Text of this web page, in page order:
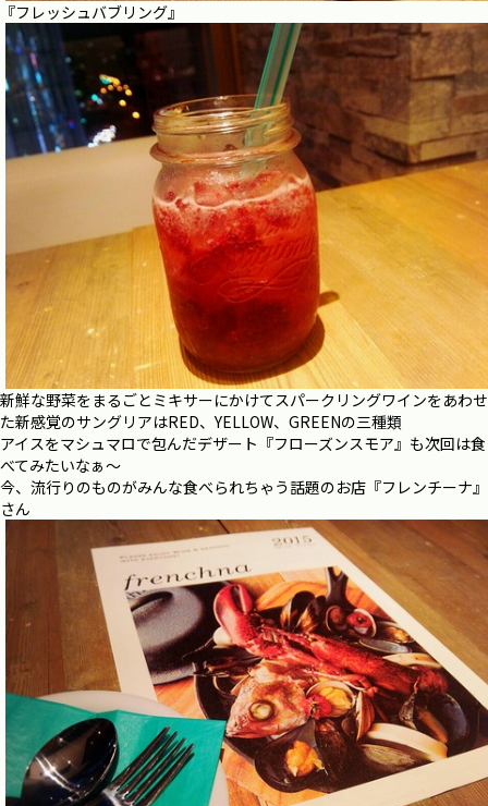
『フレッシュバブリング』
新鮮な野菜をまるごとミキサーにかけてスパークリングワインをあわせ
た新感覚のサングリアはRED、YELLOW、GREENの三種類
アイスをマシュマロで包んだデザート『フローズンスモア』も次回は食
べてみたいなぁ～
今、流行りのものがみんな食べられちゃう話題のお店『フレンチーナ』
さん